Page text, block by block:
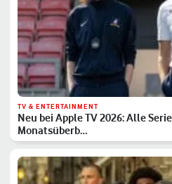
TV & ENTERTAINMENT
Neu bei Apple TV 2026: Alle
Monatsüberb…